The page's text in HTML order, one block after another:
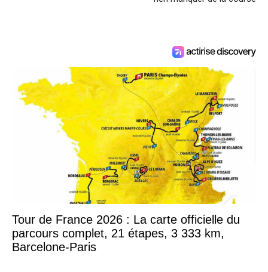
Tour de France 2026 : La carte officielle du
parcours complet, 21 étapes, 3 333 km,
Barcelone-Paris